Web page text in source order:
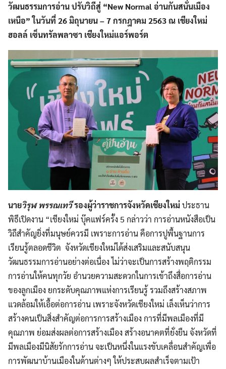
วัฒนธรรมการอ่าน ปรับวิถีสู่ “New Normal อ่านกันสนั่นเมือง
เหนือ” ในวันที่ 26 มิถุนายน – 7 กรกฎาคม 2563 ณ เชียงใหม่
ฮอลล์ เซ็นทรัลพลาซา เชียงใหม่แอร์พอร์ต
นายวิรุฬ พรรณเทวีรองผู้ว่าราชการจังหวัดเชียงใหม่ ประธาน
พิธีเปิดงาน “เชียงใหม่ บุ๊คแฟร์ครั้ง 5 กล่าวว่า การอ่านหนังสือเป็น
วิถีสำคัญยิ่งที่มนุษย์ควรมี เพราะการอ่าน คือการปูพื้นฐานการ
เรียนรู้ตลอดชีวิต จังหวัดเชียงใหม่ได้ส่งเสริมและสนับสนุน
วัฒนธรรมการอ่านอย่างต่อเนื่อง ไม่ว่าจะเป็นการสร้างพฤติกรรม
การอ่านให้คนทุกวัย อำนวยความสะดวกในการเข้าถึงสื่อการอ่าน
ของลูกเมือง ยกระดับคุณภาพแห่งการเรียนรู้ รวมถึงสร้างสภาพ
แวดล้อมให้เอื้อต่อการอ่าน เพราะจังหวัดเชียงใหม่ เล็งเห็นว่าการ
สร้างคนเป็นสิ่งสำคัญต่อการการสร้างเมือง การที่มีพลเมืองที่มี
คุณภาพ ย่อมส่งผลต่อการสร้างเมือง สร้างอนาคตที่ยั่งยืน จังหวัดที่
มีพลเมืองมีนิสัยรักการอ่าน จะเป็นหนึ่งในแรงขับเคลื่อนสำคัญเพื่อ
การพัฒนาบ้านเมืองในด้านต่างๆ ให้ประสบผลสำเร็จตามเป้า